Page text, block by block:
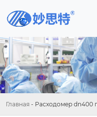
Главная - Расходомер dn400